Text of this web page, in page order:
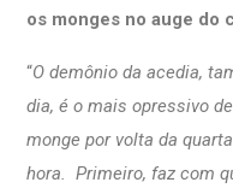
os monges no auge do
“O demônio da acedia,
dia, é o mais opressivo
monge por volta da
hora. Primeiro, faz com